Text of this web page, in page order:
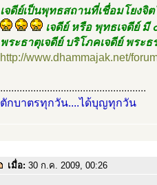
เจดีย์เป็นพุทธสถานที่เชื่อมโยงจิ
เจดีย์ หรือ พุทธเจดีย์ มี
พระธาตุเจดีย์ บริโภคเจดีย์ พระธ
http://www.dhammajak.net/
.....................................................
ตักบาตรทุกวัน....ได้บุญทุกวัน
เมื่อ: 30 ก.ค. 2009, 00:26